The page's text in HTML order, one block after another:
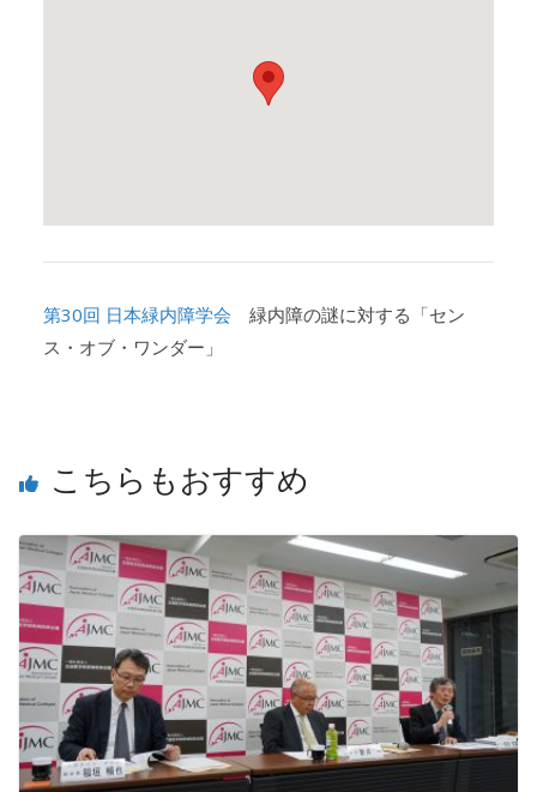
第30回 日本緑内障学会 緑内障の謎に対する「セン
ス・オブ・ワンダー」
こちらもおすすめ